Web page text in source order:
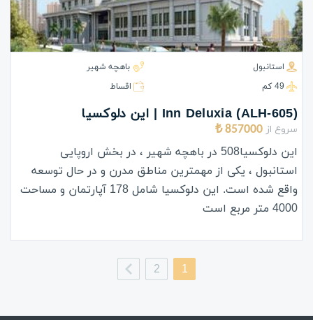
استانبول
باهچه شهیر
49 كم
اقساط
(ALH-605) Inn Deluxia | این دلوکسیا
سروع از 857000 ₺
این دلوکسیا508 در باهچه شهیر ، در بخش اروپایی
استانبول ، یکی از مهمترین مناطق مدرن و در حال توسعه
واقع شده است. این دلوکسیا شامل 178 آپارتمان و مساحت
4000 متر مربع است
1
2